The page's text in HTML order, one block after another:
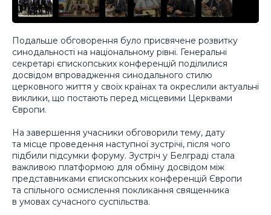
Подальше обговорення було присвячене розвитку
синодальності на національному рівні. Генеральні
секретарі єпископських конференцій поділилися
досвідом впровадження синодального стилю
церковного життя у своїх країнах та окреслили актуальні
виклики, що постають перед місцевими Церквами
Європи.
На завершення учасники обговорили тему, дату
та місце проведення наступної зустрічі, після чого
підбили підсумки форуму. Зустріч у Белграді стала
важливою платформою для обміну досвідом між
представниками єпископських конференцій Європи
та спільного осмислення покликання священника
в умовах сучасного суспільства.